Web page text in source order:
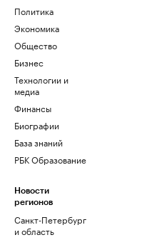
Политика
Экономика
Общество
Бизнес
Технологии и
медиа
Финансы
Биографии
База знаний
РБК Образование
Новости
регионов
Санкт-Петербург
и область